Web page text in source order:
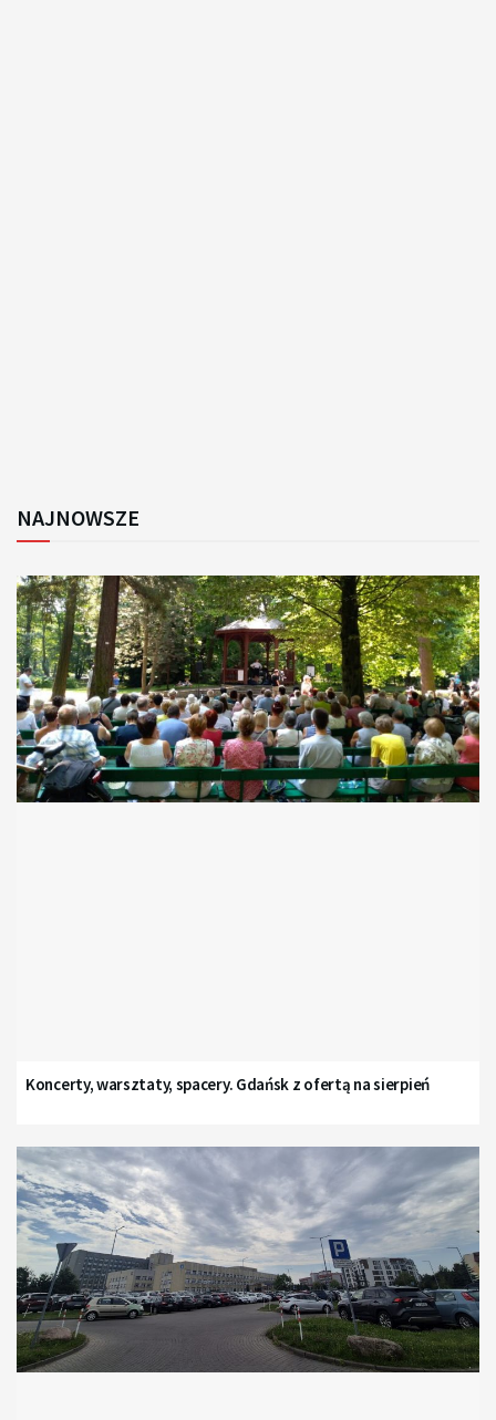
NAJNOWSZE
Koncerty, warsztaty, spacery. Gdańsk z ofertą na sierpień